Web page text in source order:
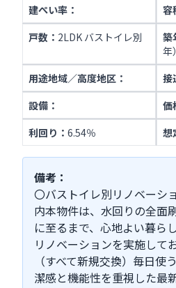
建ぺい率：
容
戸数： 2LDK バストイレ別 築
年）
用途地域／高度地区：
接
設備：
価
利回り： 6.54％ 想
備考：
〇バストイレ別リノベーシ
内本物件は、水回りの全面
に至るまで、心地よい暮ら
リノベーションを実施して
（すべて新規交換）毎日使
潔感と機能性を重視した最